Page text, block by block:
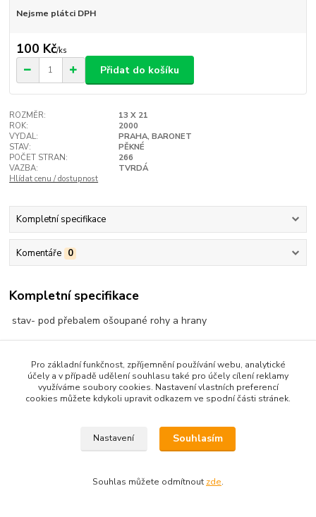
Nejsme plátci DPH
100 Kč/ks
Přidat do košíku
ROZMĚR:
13 X 21
ROK:
2000
VYDAL:
PRAHA, BARONET
STAV:
PĚKNÉ
POČET STRAN:
266
VAZBA:
TVRDÁ
Hlídat cenu / dostupnost
Kompletní specifikace
Komentáře 0
Kompletní specifikace
stav- pod přebalem ošoupané rohy a hrany
Zboží zařazeno v kategoriích
BELET-PRO ŽENY,DÍVKY
Pro základní funkčnost, zpříjemnění používání webu, analytické
účely a v případě udělení souhlasu také pro účely cílení reklamy
využíváme soubory cookies. Nastavení vlastních preferencí
cookies můžete kdykoli upravit odkazem ve spodní části stránek.
Nastavení Souhlasím
Souhlas můžete odmítnout zde.